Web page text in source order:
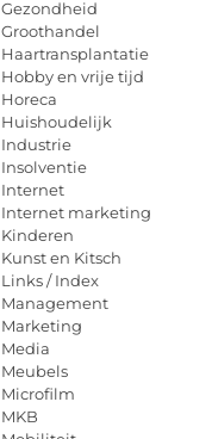
Gezondheid
Groothandel
Haartransplantatie
Hobby en vrije tijd
Horeca
Huishoudelijk
Industrie
Insolventie
Internet
Internet marketing
Kinderen
Kunst en Kitsch
Links / Index
Management
Marketing
Media
Meubels
Microfilm
MKB